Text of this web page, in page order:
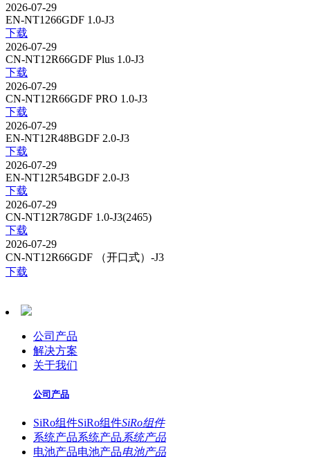
2026-07-29
EN-NT1266GDF 1.0-J3
下载
2026-07-29
CN-NT12R66GDF Plus 1.0-J3
下载
2026-07-29
CN-NT12R66GDF PRO 1.0-J3
下载
2026-07-29
EN-NT12R48BGDF 2.0-J3
下载
2026-07-29
EN-NT12R54BGDF 2.0-J3
下载
2026-07-29
CN-NT12R78GDF 1.0-J3(2465)
下载
2026-07-29
CN-NT12R66GDF （开口式）-J3
下载
公司产品
解决方案
关于我们
公司产品
SiRo组件SiRo组件SiRo组件
系统产品系统产品 系统产品
电池产品电池产品电池产品